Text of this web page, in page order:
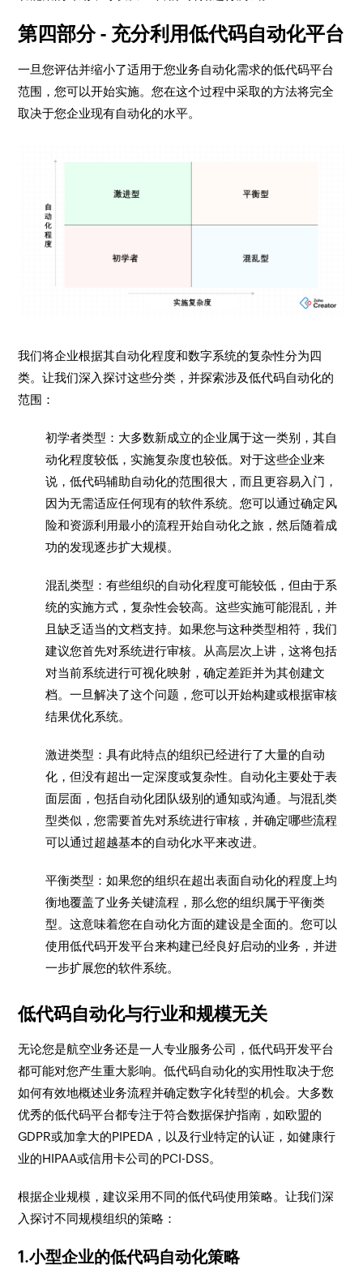
第四部分 - 充分利用低代码自动化平台
一旦您评估并缩小了适用于您业务自动化需求的低代码平台
范围，您可以开始实施。您在这个过程中采取的方法将完全
取决于您企业现有自动化的水平。
我们将企业根据其自动化程度和数字系统的复杂性分为四
类。让我们深入探讨这些分类，并探索涉及低代码自动化的
范围：
初学者类型：大多数新成立的企业属于这一类别，其自
动化程度较低，实施复杂度也较低。对于这些企业来
说，低代码辅助自动化的范围很大，而且更容易入门，
因为无需适应任何现有的软件系统。您可以通过确定风
险和资源利用最小的流程开始自动化之旅，然后随着成
功的发现逐步扩大规模。
混乱类型：有些组织的自动化程度可能较低，但由于系
统的实施方式，复杂性会较高。这些实施可能混乱，并
且缺乏适当的文档支持。如果您与这种类型相符，我们
建议您首先对系统进行审核。从高层次上讲，这将包括
对当前系统进行可视化映射，确定差距并为其创建文
档。一旦解决了这个问题，您可以开始构建或根据审核
结果优化系统。
激进类型：具有此特点的组织已经进行了大量的自动
化，但没有超出一定深度或复杂性。自动化主要处于表
面层面，包括自动化团队级别的通知或沟通。与混乱类
型类似，您需要首先对系统进行审核，并确定哪些流程
可以通过超越基本的自动化水平来改进。
平衡类型：如果您的组织在超出表面自动化的程度上均
衡地覆盖了业务关键流程，那么您的组织属于平衡类
型。这意味着您在自动化方面的建设是全面的。您可以
使用低代码开发平台来构建已经良好启动的业务，并进
一步扩展您的软件系统。
低代码自动化与行业和规模无关
无论您是航空业务还是一人专业服务公司，低代码开发平台
都可能对您产生重大影响。低代码自动化的实用性取决于您
如何有效地概述业务流程并确定数字化转型的机会。大多数
优秀的低代码平台都专注于符合数据保护指南，如欧盟的
GDPR或加拿大的PIPEDA，以及行业特定的认证，如健康行
业的HIPAA或信用卡公司的PCI-DSS。
根据企业规模，建议采用不同的低代码使用策略。让我们深
入探讨不同规模组织的策略：
1.小型企业的低代码自动化策略